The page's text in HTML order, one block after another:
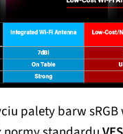
palety barw sRGB